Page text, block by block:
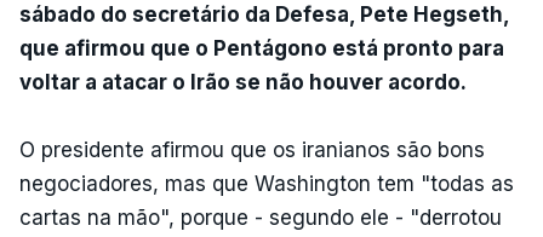
sábado do secretário da Defesa, Pete Hegseth,
que afirmou que o Pentágono está pronto para
voltar a atacar o Irão se não houver acordo.
O presidente afirmou que os iranianos são bons
negociadores, mas que Washington tem "todas as
cartas na mão", porque - segundo ele - "derrotou